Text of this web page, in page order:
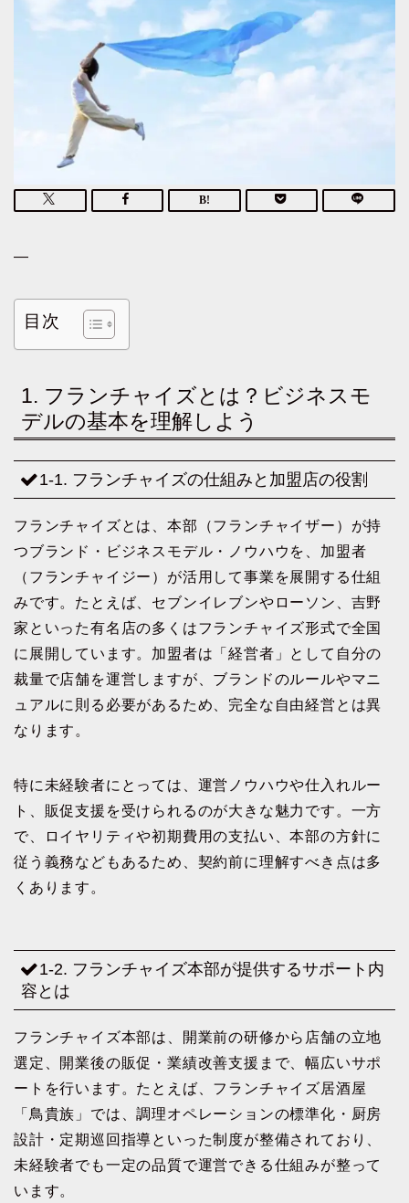
—
目次
1. フランチャイズとは？ビジネスモ
デルの基本を理解しよう
1-1. フランチャイズの仕組みと加盟店の役割
フランチャイズとは、本部（フランチャイザー）が持
つブランド・ビジネスモデル・ノウハウを、加盟者
（フランチャイジー）が活用して事業を展開する仕組
みです。たとえば、セブンイレブンやローソン、吉野
家といった有名店の多くはフランチャイズ形式で全国
に展開しています。加盟者は「経営者」として自分の
裁量で店舗を運営しますが、ブランドのルールやマニ
ュアルに則る必要があるため、完全な自由経営とは異
なります。
特に未経験者にとっては、運営ノウハウや仕入れルー
ト、販促支援を受けられるのが大きな魅力です。一方
で、ロイヤリティや初期費用の支払い、本部の方針に
従う義務などもあるため、契約前に理解すべき点は多
くあります。
1-2. フランチャイズ本部が提供するサポート内
容とは
フランチャイズ本部は、開業前の研修から店舗の立地
選定、開業後の販促・業績改善支援まで、幅広いサポ
ートを行います。たとえば、フランチャイズ居酒屋
「鳥貴族」では、調理オペレーションの標準化・厨房
設計・定期巡回指導といった制度が整備されており、
未経験者でも一定の品質で運営できる仕組みが整って
います。